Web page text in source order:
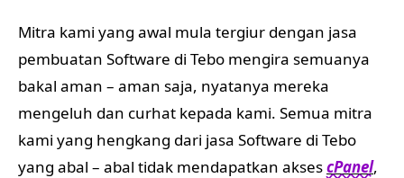
Mitra kami yang awal mula tergiur dengan jasa
pembuatan Software di Tebo mengira semuanya
bakal aman – aman saja, nyatanya mereka
mengeluh dan curhat kepada kami. Semua mitra
kami yang hengkang dari jasa Software di Tebo
yang abal – abal tidak mendapatkan aksescPanel,